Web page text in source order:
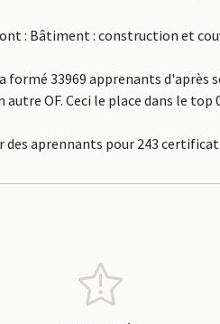
: Bâtiment : construction et
formé 33969 apprenants
OF. Ceci le place dans le
aprennants pour 243